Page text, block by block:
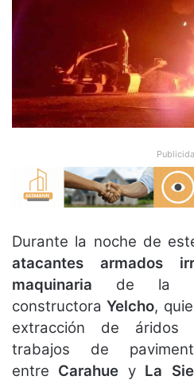
Durante la noche de
atacantes armados
maquinaria de la
constructoraYelcho,
extracción de áridos
trabajos de
entre Carahue y La